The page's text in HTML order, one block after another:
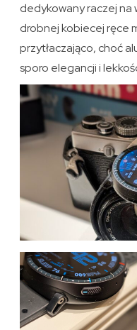
dedykowany raczej na
drobnej kobiecej ręce
przytłaczająco, choć
sporo elegancji i